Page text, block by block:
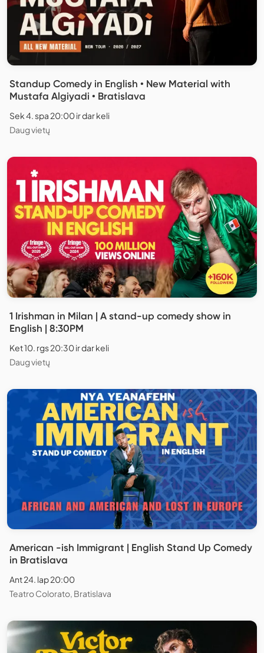
Standup Comedy in English • New Material with
Mustafa Algiyadi • Bratislava
Sek 4. spa 20:00 ir dar keli
Daug vietų
1 Irishman in Milan | A stand-up comedy show in
English | 8:30PM
Ket 10. rgs 20:30 ir dar keli
Daug vietų
American -ish Immigrant | English Stand Up Comedy
in Bratislava
Ant 24. lap 20:00
Teatro Colorato, Bratislava